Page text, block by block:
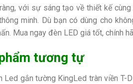
với sự sáng tạo về thiết kế
minh. Dù bạn có dùng cho
Mua ngay đèn LED giá tốt, chính
tương tự
Led gắn tường KingLed tràn viền T-